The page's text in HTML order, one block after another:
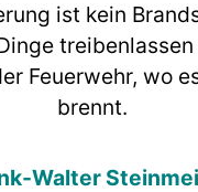
ist kein
Feuerwehr, wo
brennt.
Walter